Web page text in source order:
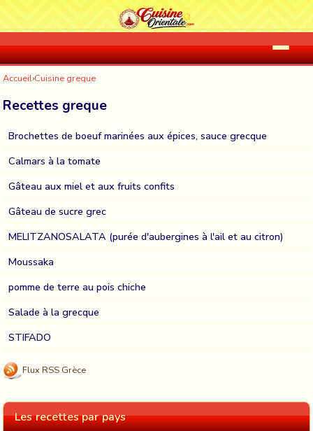
Accueil›Cuisine greque
Recettes greque
Brochettes de boeuf marinées aux épices, sauce grecque
Calmars à la tomate
Gâteau aux miel et aux fruits confits
Gâteau de sucre grec
MELITZANOSALATA (purée d'aubergines à l'ail et au citron)
Moussaka
pomme de terre au pois chiche
Salade à la grecque
STIFADO
Flux RSS Grèce
Les recettes par pays